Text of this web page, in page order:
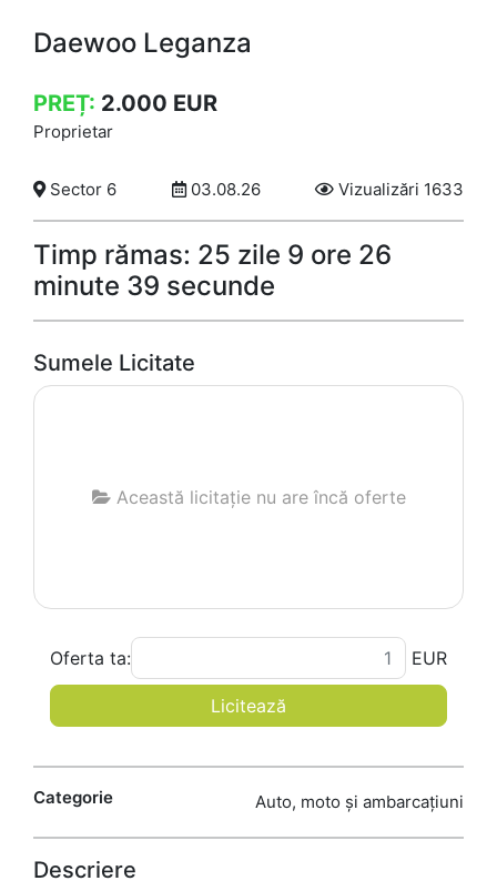
Daewoo Leganza
PREȚ: 2.000 EUR
Proprietar
Sector 6 03.08.26 Vizualizări 1633
Timp rămas: 25 zile 9 ore 26
minute 39 secunde
Sumele Licitate
Această licitație nu are încă oferte
Oferta ta: EUR
Licitează
Categorie Auto, moto și ambarcațiuni
Descriere